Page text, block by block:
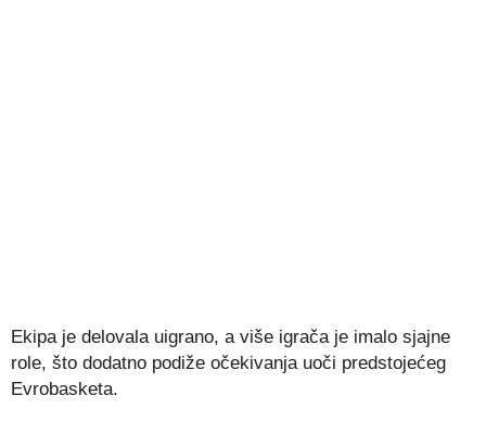
Ekipa je delovala uigrano, a više igrača je imalo sjajne
role, što dodatno podiže očekivanja uoči predstojećeg
Evrobasketa.